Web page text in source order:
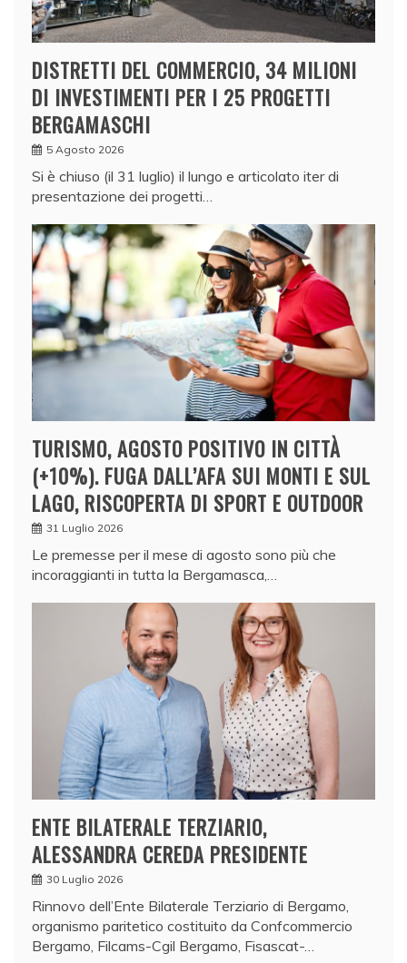
DISTRETTI DEL COMMERCIO, 34 MILIONI
DI INVESTIMENTI PER I 25 PROGETTI
BERGAMASCHI
5 Agosto 2026
Si è chiuso (il 31 luglio) il lungo e articolato iter di
presentazione dei progetti…
TURISMO, AGOSTO POSITIVO IN CITTÀ
(+10%). FUGA DALL’AFA SUI MONTI E SUL
LAGO, RISCOPERTA DI SPORT E OUTDOOR
31 Luglio 2026
Le premesse per il mese di agosto sono più che
incoraggianti in tutta la Bergamasca,…
ENTE BILATERALE TERZIARIO,
ALESSANDRA CEREDA PRESIDENTE
30 Luglio 2026
Rinnovo dell’Ente Bilaterale Terziario di Bergamo,
organismo paritetico costituito da Confcommercio
Bergamo, Filcams-Cgil Bergamo, Fisascat-…